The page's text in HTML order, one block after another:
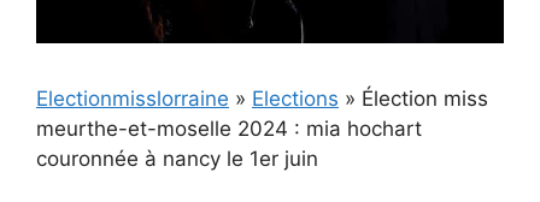
Electionmisslorraine » Elections » Élection miss
meurthe-et-moselle 2024 : mia hochart
couronnée à nancy le 1er juin